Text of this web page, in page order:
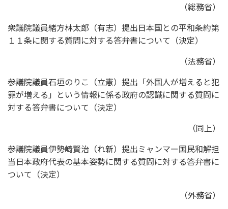
（総務省）
衆議院議員緒方林太郎（有志）提出日本国との平和条約第
１１条に関する質問に対する答弁書について（決定）
（法務省）
参議院議員石垣のりこ（立憲）提出「外国人が増えると犯
罪が増える」という情報に係る政府の認識に関する質問に
対する答弁書について（決定）
（同上）
参議院議員伊勢崎賢治（れ新）提出ミャンマー国民和解担
当日本政府代表の基本姿勢に関する質問に対する答弁書に
ついて（決定）
（外務省）